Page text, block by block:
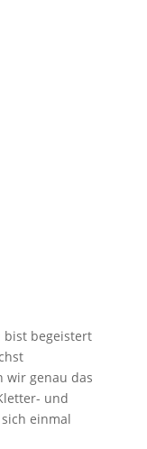
bist begeistert
wir genau das
und
einmal